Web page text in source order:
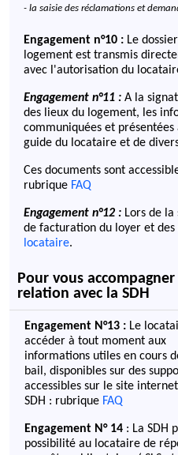
- la saisie des réclamations et
Engagement n°10 : Le
logement est transmis
avec l'autorisation du
Engagement n°11 : A la
des lieux du logement, les
communiquées et
guide du locataire et de
Ces documents sont
rubrique FAQ
Engagement n°12 : Lors de
de facturation du loyer et des
locataire.
Pour vous
relation avec la SDH
Engagement N°13 : Le
accéder à tout moment aux
informations utiles en cours
bail, disponibles sur des
accessibles sur le site
SDH : rubrique FAQ
Engagement N° 14 : La SDH
possibilité au locataire de